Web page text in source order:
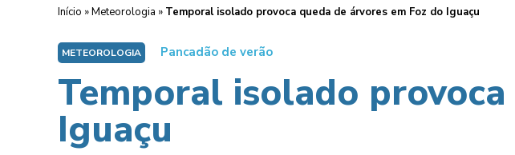
Início »Meteorologia » Temporal isolado provoca queda de árvores em Foz do Iguaçu
METEOROLOGIA Pancadão de verão
Temporal isolado
Iguaçu